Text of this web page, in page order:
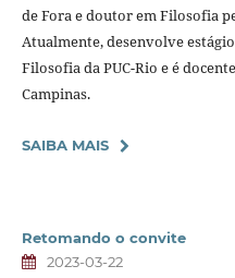
de Fora e doutor em Filosofia
Atualmente, desenvolve
Filosofia da PUC-Rio e é
Campinas.
SAIBA MAIS
Retomando o convite
2023-03-22